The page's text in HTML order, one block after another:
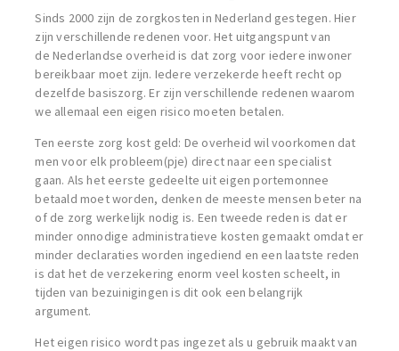
Sinds 2000 zijn de zorgkosten in Nederland gestegen. Hier
zijn verschillende redenen voor. Het uitgangspunt van
de Nederlandse overheid is dat zorg voor iedere inwoner
bereikbaar moet zijn. Iedere verzekerde heeft recht op
dezelfde basiszorg.Er zijn verschillende redenen waarom
we allemaal een eigen risico moeten betalen.
Ten eerste zorg kost geld: De overheid wil voorkomen dat
men voor elk probleem(pje) direct naar een specialist
gaan. Als het eerste gedeelte uit eigen portemonnee
betaald moet worden, denken de meeste mensen beter na
of de zorg werkelijk nodig is. Een tweede reden is dat er
minder onnodige administratieve kosten gemaakt omdat er
minder declaraties worden ingediend en een laatste reden
is dat het de verzekering enorm veel kosten scheelt, in
tijden van bezuinigingen is dit ook een belangrijk
argument.
Het eigen risico wordt pas ingezet als u gebruik maakt van